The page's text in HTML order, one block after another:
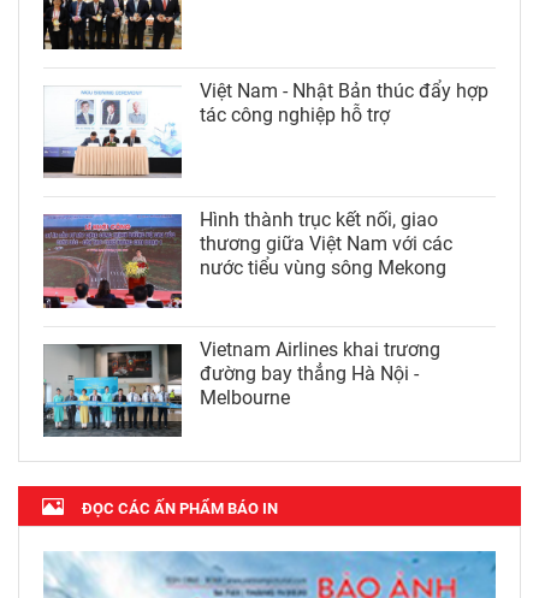
Việt Nam - Nhật Bản thúc đẩy hợp
tác công nghiệp hỗ trợ
Hình thành trục kết nối, giao
thương giữa Việt Nam với các
nước tiểu vùng sông Mekong
Vietnam Airlines khai trương
đường bay thẳng Hà Nội -
Melbourne
ĐỌC CÁC ẤN PHẨM BÁO IN